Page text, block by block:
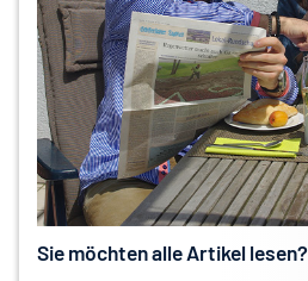
Sie möchten alle Artikel lesen?